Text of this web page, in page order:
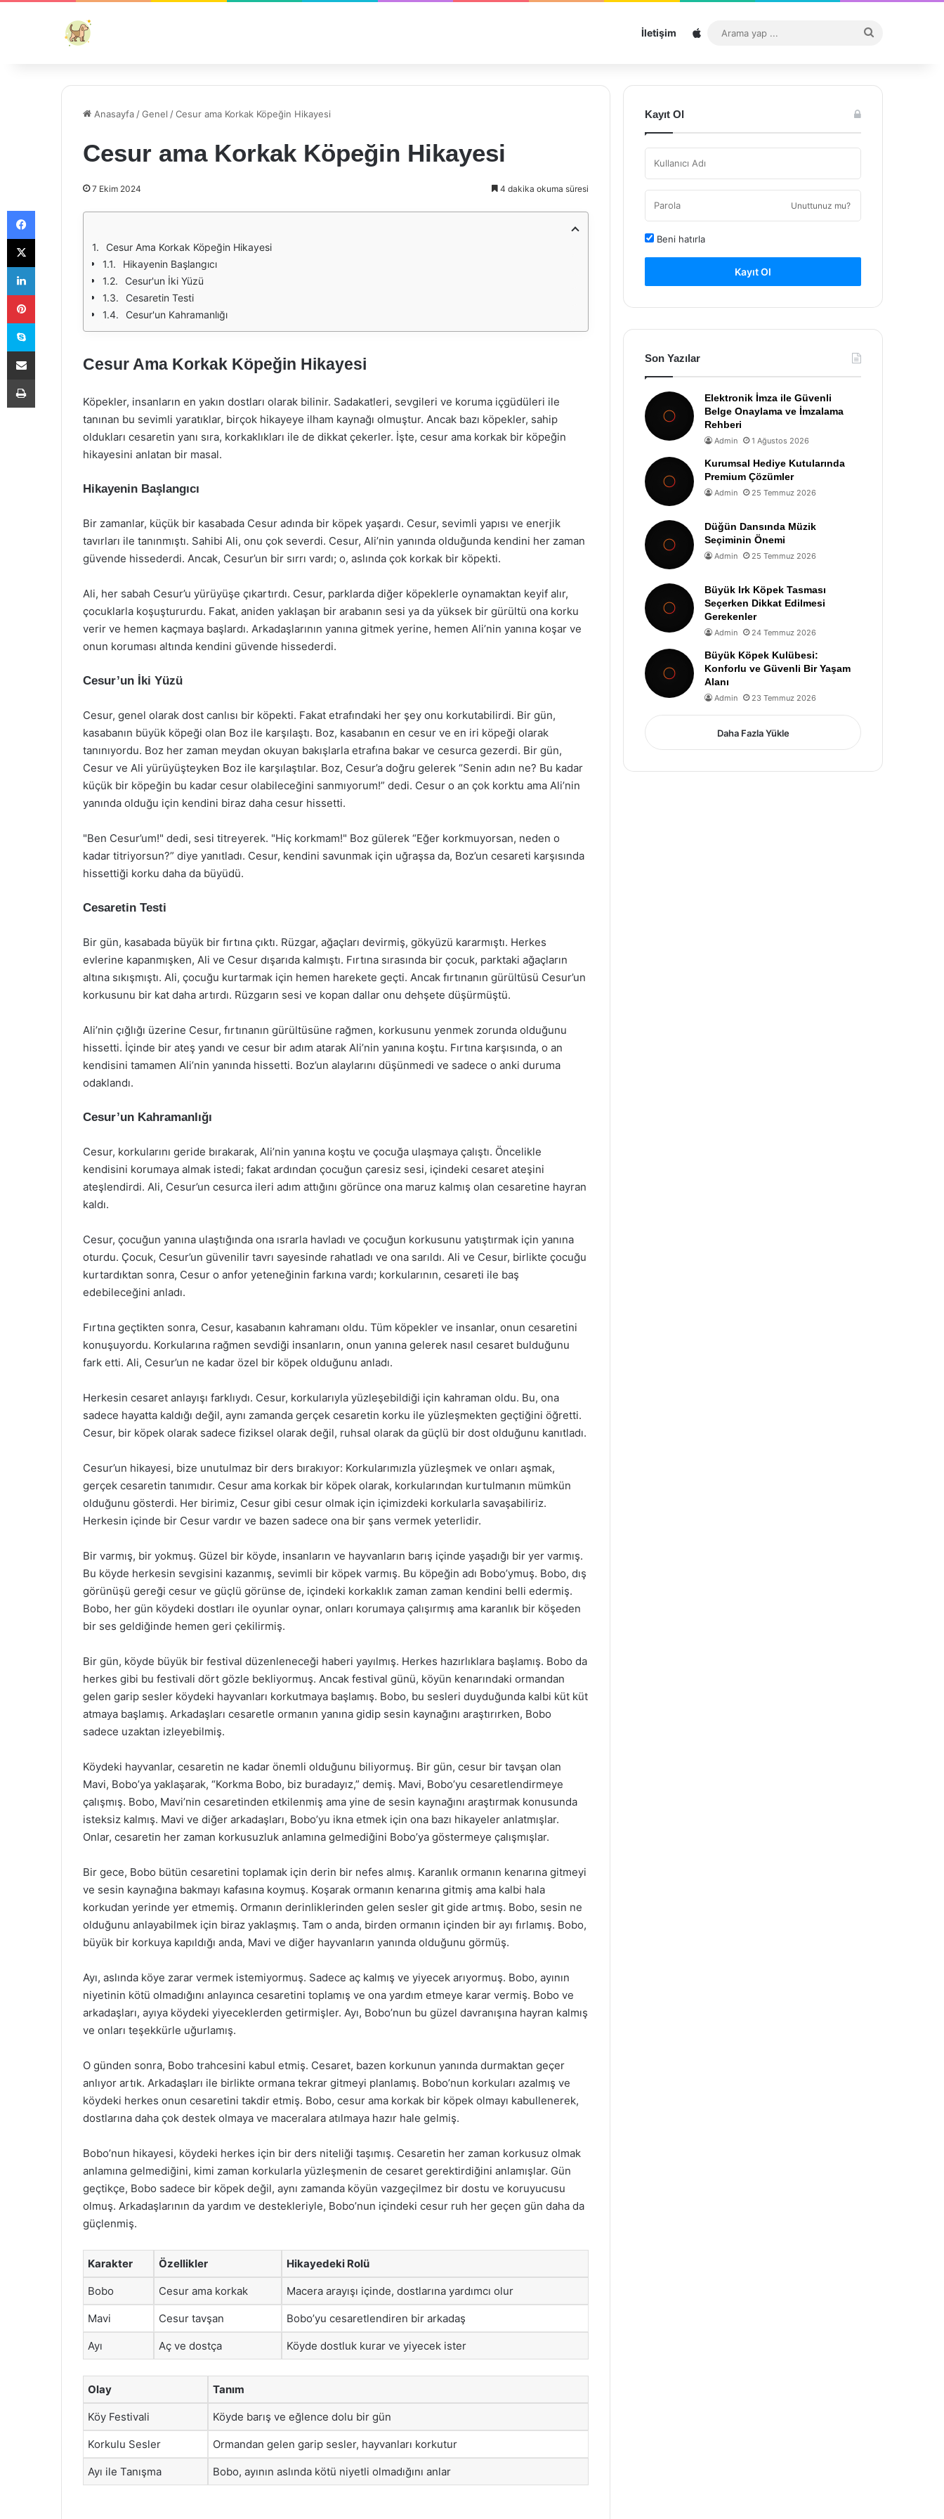
İletişim Sitemap
...
Anasayfa /Genel /Cesur ama Korkak Köpeğin Hikayesi
Cesur ama Korkak Köpeğin Hikayesi
7 Ekim 2024 4 dakika okuma süresi
Cesur Ama Korkak Köpeğin Hikayesi
Hikayenin Başlangıcı
Cesur'un İki Yüzü
Cesaretin Testi
Cesur'un Kahramanlığı
Cesur Ama Korkak Köpeğin Hikayesi
Köpekler, insanların en yakın dostları olarak bilinir. Sadakatleri, sevgileri ve koruma içgüdüleri ile
tanınan bu sevimli yaratıklar, birçok hikayeye ilham kaynağı olmuştur. Ancak bazı köpekler, sahip
oldukları cesaretin yanı sıra, korkaklıkları ile de dikkat çekerler. İşte, cesur ama korkak bir köpeğin
hikayesini anlatan bir masal.
Hikayenin Başlangıcı
Bir zamanlar, küçük bir kasabada Cesur adında bir köpek yaşardı. Cesur, sevimli yapısı ve enerjik
tavırları ile tanınmıştı. Sahibi Ali, onu çok severdi. Cesur, Ali’nin yanında olduğunda kendini her zaman
güvende hissederdi. Ancak, Cesur’un bir sırrı vardı; o, aslında çok korkak bir köpekti.
Ali, her sabah Cesur’u yürüyüşe çıkartırdı. Cesur, parklarda diğer köpeklerle oynamaktan keyif alır,
çocuklarla koşuştururdu. Fakat, aniden yaklaşan bir arabanın sesi ya da yüksek bir gürültü ona korku
verir ve hemen kaçmaya başlardı. Arkadaşlarının yanına gitmek yerine, hemen Ali’nin yanına koşar ve
onun koruması altında kendini güvende hissederdi.
Cesur’un İki Yüzü
Cesur, genel olarak dost canlısı bir köpekti. Fakat etrafındaki her şey onu korkutabilirdi. Bir gün,
kasabanın büyük köpeği olan Boz ile karşılaştı. Boz, kasabanın en cesur ve en iri köpeği olarak
tanınıyordu. Boz her zaman meydan okuyan bakışlarla etrafına bakar ve cesurca gezerdi. Bir gün,
Cesur ve Ali yürüyüşteyken Boz ile karşılaştılar. Boz, Cesur’a doğru gelerek “Senin adın ne? Bu kadar
küçük bir köpeğin bu kadar cesur olabileceğini sanmıyorum!” dedi. Cesur o an çok korktu ama Ali’nin
yanında olduğu için kendini biraz daha cesur hissetti.
"Ben Cesur’um!" dedi, sesi titreyerek. "Hiç korkmam!" Boz gülerek “Eğer korkmuyorsan, neden o
kadar titriyorsun?” diye yanıtladı. Cesur, kendini savunmak için uğraşsa da, Boz’un cesareti karşısında
hissettiği korku daha da büyüdü.
Cesaretin Testi
Bir gün, kasabada büyük bir fırtına çıktı. Rüzgar, ağaçları devirmiş, gökyüzü kararmıştı. Herkes
evlerine kapanmışken, Ali ve Cesur dışarıda kalmıştı. Fırtına sırasında bir çocuk, parktaki ağaçların
altına sıkışmıştı. Ali, çocuğu kurtarmak için hemen harekete geçti. Ancak fırtınanın gürültüsü Cesur’un
korkusunu bir kat daha artırdı. Rüzgarın sesi ve kopan dallar onu dehşete düşürmüştü.
Ali’nin çığlığı üzerine Cesur, fırtınanın gürültüsüne rağmen, korkusunu yenmek zorunda olduğunu
hissetti. İçinde bir ateş yandı ve cesur bir adım atarak Ali’nin yanına koştu. Fırtına karşısında, o an
kendisini tamamen Ali’nin yanında hissetti. Boz’un alaylarını düşünmedi ve sadece o anki duruma
odaklandı.
Cesur’un Kahramanlığı
Cesur, korkularını geride bırakarak, Ali’nin yanına koştu ve çocuğa ulaşmaya çalıştı. Öncelikle
kendisini korumaya almak istedi; fakat ardından çocuğun çaresiz sesi, içindeki cesaret ateşini
ateşlendirdi. Ali, Cesur’un cesurca ileri adım attığını görünce ona maruz kalmış olan cesaretine hayran
kaldı.
Cesur, çocuğun yanına ulaştığında ona ısrarla havladı ve çocuğun korkusunu yatıştırmak için yanına
oturdu. Çocuk, Cesur’un güvenilir tavrı sayesinde rahatladı ve ona sarıldı. Ali ve Cesur, birlikte çocuğu
kurtardıktan sonra, Cesur o anfor yeteneğinin farkına vardı; korkularının, cesareti ile baş
edebileceğini anladı.
Fırtına geçtikten sonra, Cesur, kasabanın kahramanı oldu. Tüm köpekler ve insanlar, onun cesaretini
konuşuyordu. Korkularına rağmen sevdiği insanların, onun yanına gelerek nasıl cesaret bulduğunu
fark etti. Ali, Cesur’un ne kadar özel bir köpek olduğunu anladı.
Herkesin cesaret anlayışı farklıydı. Cesur, korkularıyla yüzleşebildiği için kahraman oldu. Bu, ona
sadece hayatta kaldığı değil, aynı zamanda gerçek cesaretin korku ile yüzleşmekten geçtiğini öğretti.
Cesur, bir köpek olarak sadece fiziksel olarak değil, ruhsal olarak da güçlü bir dost olduğunu kanıtladı.
Cesur’un hikayesi, bize unutulmaz bir ders bırakıyor: Korkularımızla yüzleşmek ve onları aşmak,
gerçek cesaretin tanımıdır. Cesur ama korkak bir köpek olarak, korkularından kurtulmanın mümkün
olduğunu gösterdi. Her birimiz, Cesur gibi cesur olmak için içimizdeki korkularla savaşabiliriz.
Herkesin içinde bir Cesur vardır ve bazen sadece ona bir şans vermek yeterlidir.
Bir varmış, bir yokmuş. Güzel bir köyde, insanların ve hayvanların barış içinde yaşadığı bir yer varmış.
Bu köyde herkesin sevgisini kazanmış, sevimli bir köpek varmış. Bu köpeğin adı Bobo’ymuş. Bobo, dış
görünüşü gereği cesur ve güçlü görünse de, içindeki korkaklık zaman zaman kendini belli edermiş.
Bobo, her gün köydeki dostları ile oyunlar oynar, onları korumaya çalışırmış ama karanlık bir köşeden
bir ses geldiğinde hemen geri çekilirmiş.
Bir gün, köyde büyük bir festival düzenleneceği haberi yayılmış. Herkes hazırlıklara başlamış. Bobo da
herkes gibi bu festivali dört gözle bekliyormuş. Ancak festival günü, köyün kenarındaki ormandan
gelen garip sesler köydeki hayvanları korkutmaya başlamış. Bobo, bu sesleri duyduğunda kalbi küt küt
atmaya başlamış. Arkadaşları cesaretle ormanın yanına gidip sesin kaynağını araştırırken, Bobo
sadece uzaktan izleyebilmiş.
Köydeki hayvanlar, cesaretin ne kadar önemli olduğunu biliyormuş. Bir gün, cesur bir tavşan olan
Mavi, Bobo’ya yaklaşarak, “Korkma Bobo, biz buradayız,” demiş. Mavi, Bobo’yu cesaretlendirmeye
çalışmış. Bobo, Mavi’nin cesaretinden etkilenmiş ama yine de sesin kaynağını araştırmak konusunda
isteksiz kalmış. Mavi ve diğer arkadaşları, Bobo’yu ikna etmek için ona bazı hikayeler anlatmışlar.
Onlar, cesaretin her zaman korkusuzluk anlamına gelmediğini Bobo’ya göstermeye çalışmışlar.
Bir gece, Bobo bütün cesaretini toplamak için derin bir nefes almış. Karanlık ormanın kenarına gitmeyi
ve sesin kaynağına bakmayı kafasına koymuş. Koşarak ormanın kenarına gitmiş ama kalbi hala
korkudan yerinde yer etmemiş. Ormanın derinliklerinden gelen sesler git gide artmış. Bobo, sesin ne
olduğunu anlayabilmek için biraz yaklaşmış. Tam o anda, birden ormanın içinden bir ayı fırlamış. Bobo,
büyük bir korkuya kapıldığı anda, Mavi ve diğer hayvanların yanında olduğunu görmüş.
Ayı, aslında köye zarar vermek istemiyormuş. Sadece aç kalmış ve yiyecek arıyormuş. Bobo, ayının
niyetinin kötü olmadığını anlayınca cesaretini toplamış ve ona yardım etmeye karar vermiş. Bobo ve
arkadaşları, ayıya köydeki yiyeceklerden getirmişler. Ayı, Bobo’nun bu güzel davranışına hayran kalmış
ve onları teşekkürle uğurlamış.
O günden sonra, Bobo trahcesini kabul etmiş. Cesaret, bazen korkunun yanında durmaktan geçer
anlıyor artık. Arkadaşları ile birlikte ormana tekrar gitmeyi planlamış. Bobo’nun korkuları azalmış ve
köydeki herkes onun cesaretini takdir etmiş. Bobo, cesur ama korkak bir köpek olmayı kabullenerek,
dostlarına daha çok destek olmaya ve maceralara atılmaya hazır hale gelmiş.
Bobo’nun hikayesi, köydeki herkes için bir ders niteliği taşımış. Cesaretin her zaman korkusuz olmak
anlamına gelmediğini, kimi zaman korkularla yüzleşmenin de cesaret gerektirdiğini anlamışlar. Gün
geçtikçe, Bobo sadece bir köpek değil, aynı zamanda köyün vazgeçilmez bir dostu ve koruyucusu
olmuş. Arkadaşlarının da yardım ve destekleriyle, Bobo’nun içindeki cesur ruh her geçen gün daha da
güçlenmiş.
Karakter Özellikler Hikayedeki Rolü
Bobo Cesur ama korkak Macera arayışı içinde, dostlarına yardımcı olur
Mavi Cesur tavşan Bobo’yu cesaretlendiren bir arkadaş
Ayı Aç ve dostça Köyde dostluk kurar ve yiyecek ister
Olay Tanım
Köy Festivali Köyde barış ve eğlence dolu bir gün
Korkulu Sesler Ormandan gelen garip sesler, hayvanları korkutur
Ayı ile Tanışma Bobo, ayının aslında kötü niyetli olmadığını anlar
Kayıt Ol
Unuttunuz mu?
Beni hatırla
Kayıt Ol
Son Yazılar
Elektronik İmza ile Güvenli
Belge Onaylama ve İmzalama
Rehberi
Admin 1 Ağustos 2026
Kurumsal Hediye Kutularında
Premium Çözümler
Admin 25 Temmuz 2026
Düğün Dansında Müzik
Seçiminin Önemi
Admin 25 Temmuz 2026
Büyük Irk Köpek Tasması
Seçerken Dikkat Edilmesi
Gerekenler
Admin 24 Temmuz 2026
Büyük Köpek Kulübesi:
Konforlu ve Güvenli Bir Yaşam
Alanı
Admin 23 Temmuz 2026
Daha Fazla Yükle
Facebook
X
LinkedIn
Pinterest
Skype
E-Posta ile paylaş